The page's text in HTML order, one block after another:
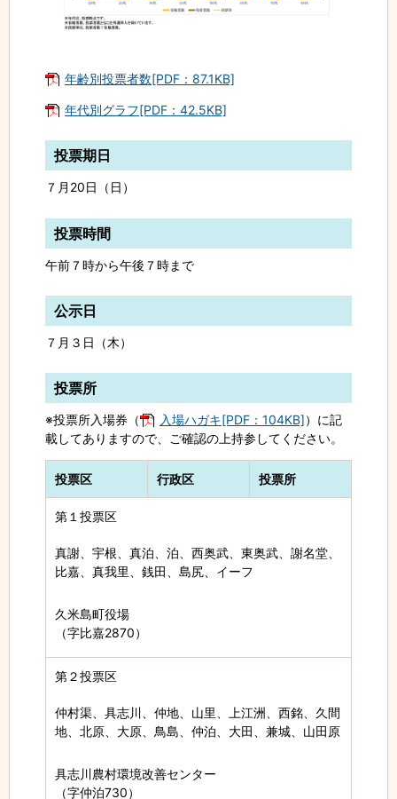
年齢別投票者数[PDF：87.1KB]
年代別グラフ[PDF：42.5KB]
投票期日
７月20日（日）
投票時間
午前７時から午後７時まで
公示日
７月３日（木）
投票所
※投票所入場券（ 入場ハガキ[PDF：104KB]）に記
載してありますので、ご確認の上持参してください。
投票区 行政区 投票所
第１投票区
真謝、宇根、真泊、泊、西奥武、東奥武、謝名堂、
比嘉、真我里、銭田、島尻、イーフ
久米島町役場
（字比嘉2870）
第２投票区
仲村渠、具志川、仲地、山里、上江洲、西銘、久間
地、北原、大原、鳥島、仲泊、大田、兼城、山田原
具志川農村環境改善センター
（字仲泊730）